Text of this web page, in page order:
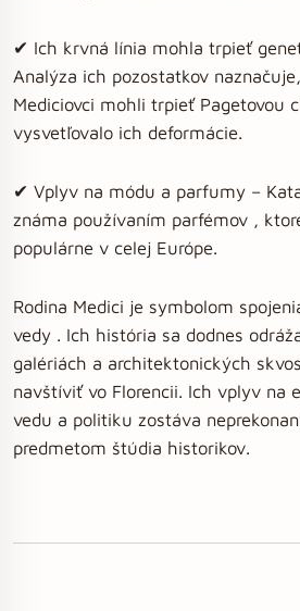
✔ Ich krvná línia mohla trpieť
Analýza ich pozostatkov
Mediciovci mohli trpieť Pagetovou
vysvetľovalo ich deformácie.
✔ Vplyv na módu a parfumy –
známa používaním parfémov ,
populárne v celej Európe.
Rodina Medici je symbolom
vedy . Ich história sa dodnes
galériách a architektonických
navštíviť vo Florencii. Ich vplyv na
vedu a politiku zostáva
predmetom štúdia historikov.